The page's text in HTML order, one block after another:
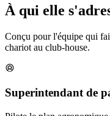
À qui elle
Conçu pour l'équipe qui
chariot au club-house.
Superintendant de